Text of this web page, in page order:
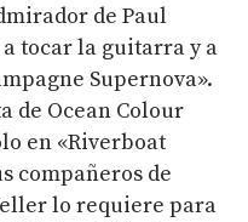
de Paul
tocar la guitarra y a
Supernova».
de Ocean Colour
en «Riverboat
compañeros de
lo requiere para